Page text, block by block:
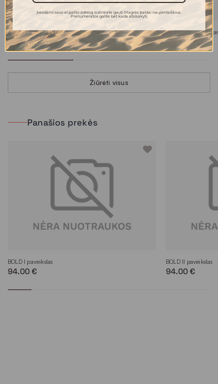
GALLERY paveikslas
139.00 €
GALLERY
148.00 €
Žiūrėti visus
Panašios prekės
BOLD I paveikslas
94.00 €
BOLD II paveikslas
94.00 €
Įvesdami savo el.pašto adresą sutinkate gauti Magrės baldai naujienlaiškius.
Prenumeratos galite bet kada atsisakyti.